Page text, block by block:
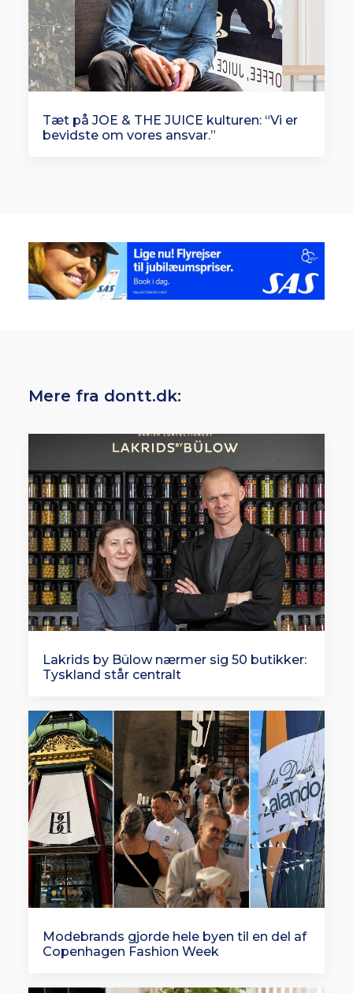
Tæt på JOE & THE JUICE kulturen: “Vi er
bevidste om vores ansvar.”
Mere fra dontt.dk:
Lakrids by Bülow nærmer sig 50 butikker:
Tyskland står centralt
Modebrands gjorde hele byen til en del af
Copenhagen Fashion Week